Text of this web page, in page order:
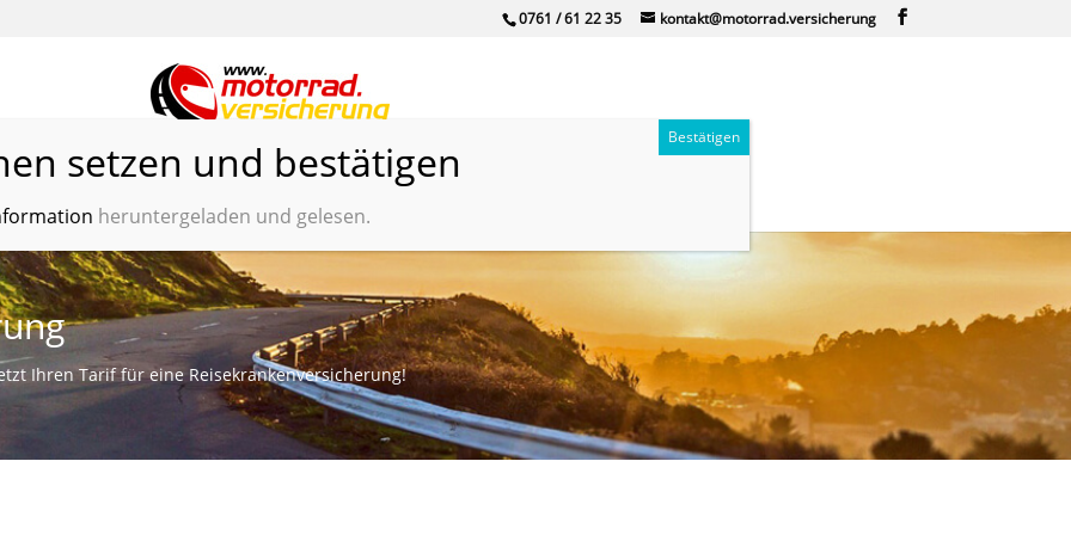
0761 / 61 22 35 kontakt@motorrad.versicherung
Ihren Tarif für eine Reisekrankenversicherung!
heruntergeladen und gelesen.